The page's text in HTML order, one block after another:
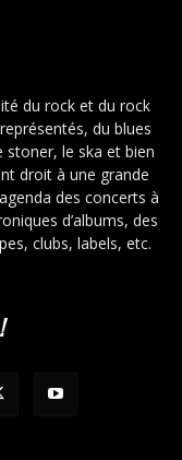
du rock et du rock
du blues
stoner, le ska et bien
droit à une grande
des concerts à
d’albums, des
clubs, labels, etc.